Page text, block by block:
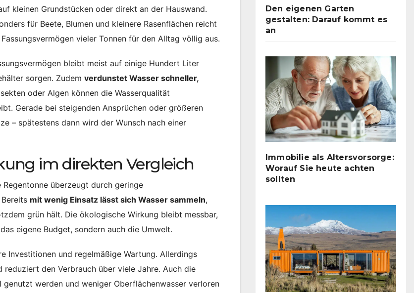
kleinen Grundstücken oder direkt an der Hauswand.
für Beete, Blumen und kleinere Rasenflächen reicht
vieler Tonnen für den Alltag völlig aus.
bleibt meist auf einige Hundert Liter
sorgen. Zudem verdunstet Wasser schneller,
oder Algen können die Wasserqualität
Gerade bei steigenden Ansprüchen oder größeren
– spätestens dann wird der Wunsch nach einer
im direkten Vergleich
überzeugt durch geringe
mit wenig Einsatz lässt sich Wasser sammeln,
grün hält. Die ökologische Wirkung bleibt messbar,
eigene Budget, sondern auch die Umwelt.
Investitionen und regelmäßige Wartung. Allerdings
den Verbrauch über viele Jahre. Auch die
werden und weniger Oberflächenwasser verloren
Den eigenen Garten
gestalten: Darauf kommt es
an
Immobilie als Altersvorsorge:
Worauf Sie heute achten
sollten